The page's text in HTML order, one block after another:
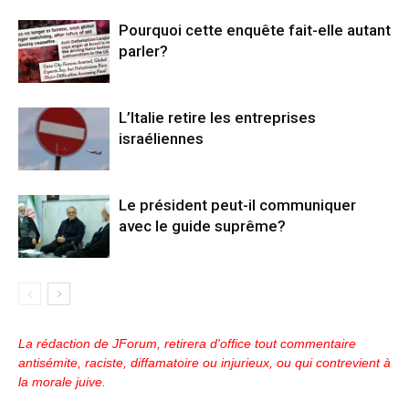
Pourquoi cette enquête fait-elle autant
parler?
L’Italie retire les entreprises
israéliennes
Le président peut-il communiquer
avec le guide suprême?
La rédaction de JForum, retirera d'office tout commentaire
antisémite, raciste, diffamatoire ou injurieux, ou qui contrevient à
la morale juive.